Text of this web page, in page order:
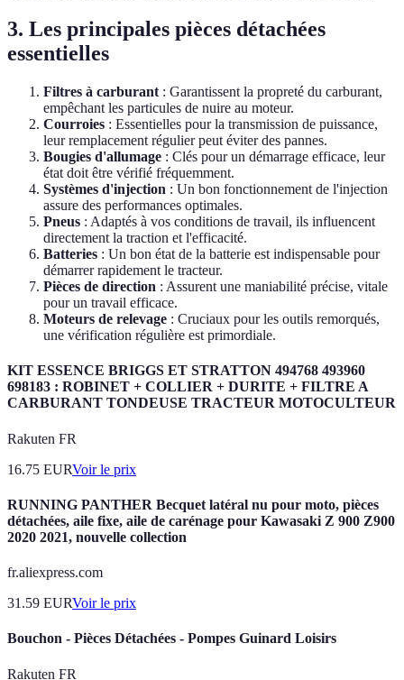
3. Les principales pièces détachées
essentielles
Filtres à carburant : Garantissent la propreté du carburant,
empêchant les particules de nuire au moteur.
Courroies : Essentielles pour la transmission de puissance,
leur remplacement régulier peut éviter des pannes.
Bougies d'allumage : Clés pour un démarrage efficace, leur
état doit être vérifié fréquemment.
Systèmes d'injection : Un bon fonctionnement de l'injection
assure des performances optimales.
Pneus : Adaptés à vos conditions de travail, ils influencent
directement la traction et l'efficacité.
Batteries : Un bon état de la batterie est indispensable pour
démarrer rapidement le tracteur.
Pièces de direction : Assurent une maniabilité précise, vitale
pour un travail efficace.
Moteurs de relevage : Cruciaux pour les outils remorqués,
une vérification régulière est primordiale.
KIT ESSENCE BRIGGS ET STRATTON 494768 493960
698183 : ROBINET + COLLIER + DURITE + FILTRE A
CARBURANT TONDEUSE TRACTEUR MOTOCULTEUR
Rakuten FR
16.75 EURVoir le prix
RUNNING PANTHER Becquet latéral nu pour moto, pièces
détachées, aile fixe, aile de carénage pour Kawasaki Z 900 Z900
2020 2021, nouvelle collection
fr.aliexpress.com
31.59 EURVoir le prix
Bouchon - Pièces Détachées - Pompes Guinard Loisirs
Rakuten FR